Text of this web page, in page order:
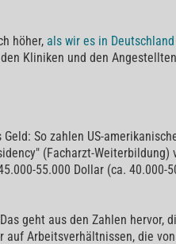
höher, als wir es in
Kliniken und den
So zahlen US-
(Facharzt-
55.000 Dollar (ca. 40.000-
geht aus den Zahlen
Arbeitsverhältnissen, die